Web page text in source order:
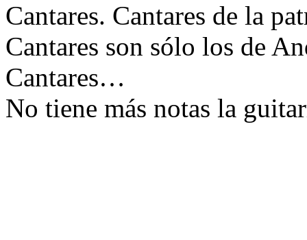
Cantares. Cantares de la
Cantares son sólo los de
Cantares…
No tiene más notas la